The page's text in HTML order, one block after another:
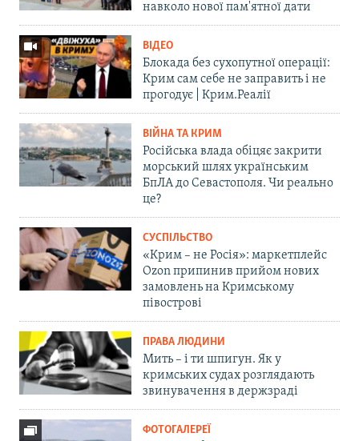
навколо нової пам'ятної дати
ВІДЕО
Блокада без сухопутної операції:
Крим сам себе не заправить і не
прогодує | Крим.Реалії
ВІЙНА ТА КРИМ
Російська влада обіцяє закрити
морський шлях українським
БпЛА до Севастополя. Чи реально
це?
СУСПІЛЬСТВО
«Крим – не Росія»: маркетплейс
Ozon припинив прийом нових
замовлень на Кримському
півострові
ПРАВА ЛЮДИНИ
Мить – і ти шпигун. Як у
кримських судах розглядають
звинувачення в держзраді
ФОТОГАЛЕРЕЇ